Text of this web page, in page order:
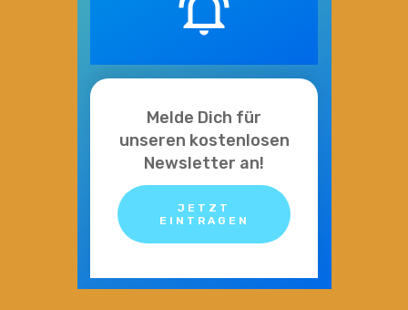
Melde Dich für
unseren kostenlosen
Newsletter an!
JETZT
EINTRAGEN